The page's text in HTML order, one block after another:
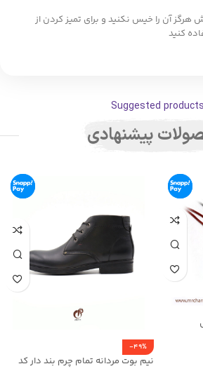
آن را خیس نکنید و برای تمیز کردن از
کنید
Suggested products
پیشنهادی
-49%
نیم بوت مردانه تمام چرم بند دار کد